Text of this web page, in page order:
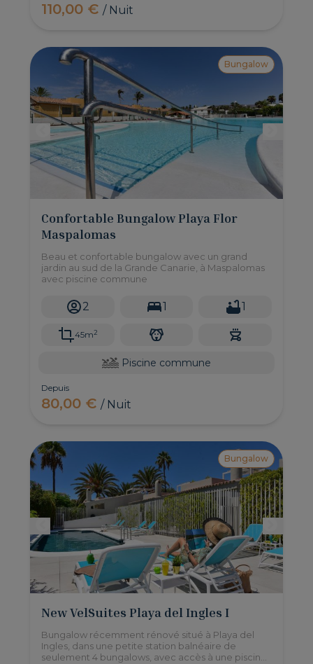
110,00 €/ Nuit
Bungalow
Confortable Bungalow Playa Flor
Maspalomas
Beau et confortable bungalow avec un grand
jardin au sud de la Grande Canarie, à Maspalomas
avec piscine commune
2 1 1
45m2
Piscine commune
Depuis
80,00 €/ Nuit
Bungalow
New VelSuites Playa del Ingles I
Bungalow récemment rénové situé à Playa del
Ingles, dans une petite station balnéaire de
seulement 4 bungalows, avec accès à une piscine